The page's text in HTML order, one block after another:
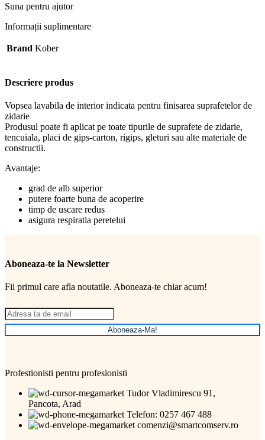
Suna pentru ajutor
Informații suplimentare
Brand Kober
Descriere produs
Vopsea lavabila de interior indicata pentru finisarea suprafetelor de
zidarie
Produsul poate fi aplicat pe toate tipurile de suprafete de zidarie,
tencuiala, placi de gips-carton, rigips, gleturi sau alte materiale de
constructii.
Avantaje:
grad de alb superior
putere foarte buna de acoperire
timp de uscare redus
asigura respiratia peretelui
Aboneaza-te la Newsletter
Fii primul care afla noutatile. Aboneaza-te chiar acum!
Aboneaza-Ma!
Profestionisti pentru profesionisti
Tudor Vladimirescu 91,
Pancota, Arad
Telefon: 0257 467 488
comenzi@smartcomserv.ro